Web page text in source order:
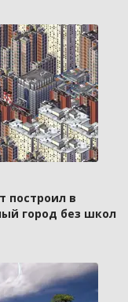
построил в
город без школ